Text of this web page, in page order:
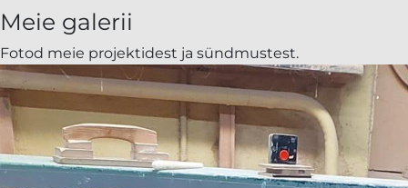
Meie galerii
Fotod meie projektidest ja sündmustest.